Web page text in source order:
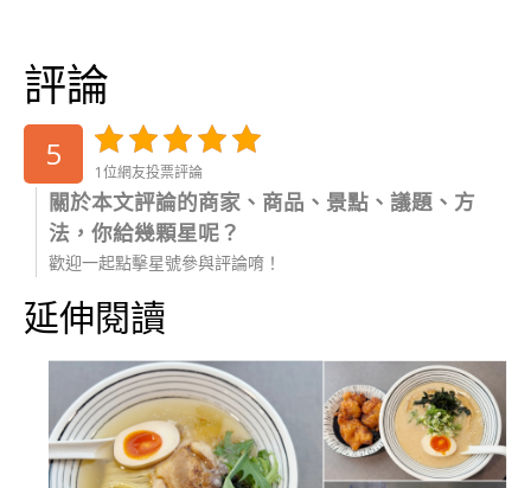
評論
5 1位網友投票評論
關於本文評論的商家、商品、景點、議題、方
法，你給幾顆星呢？
歡迎一起點擊星號參與評論唷！
延伸閱讀